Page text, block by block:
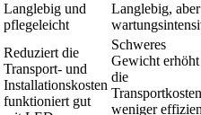
Langlebig und
pflegeleicht
Langlebig, aber
Reduziert die
Transport- und
Installationskosten
funktioniert gut
Schweres
Gewicht erhöht
die
weniger